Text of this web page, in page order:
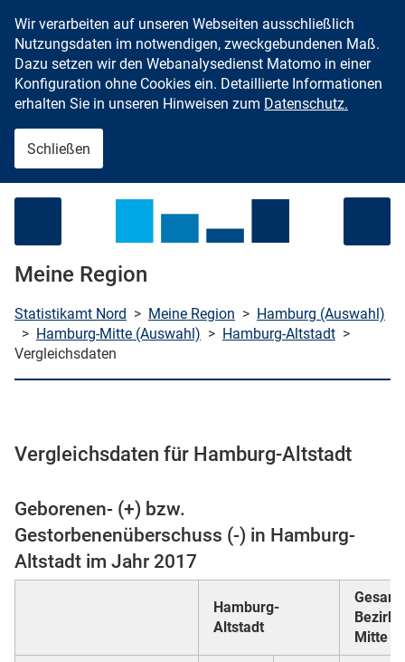
Zum Inhalt springen
Wir verarbeiten auf unseren Webseiten ausschließlich
Nutzungsdaten im notwendigen, zweckgebundenen Maß.
Dazu setzen wir den Webanalysedienst Matomo in einer
Konfiguration ohne Cookies ein. Detaillierte Informationen
erhalten Sie in unseren Hinweisen zum Datenschutz.
Schließen
Meine Region
Statistikamt Nord > Meine Region > Hamburg (Auswahl)
> Hamburg-Mitte (Auswahl) > Hamburg-Altstadt >
Vergleichsdaten
Vergleichsdaten für Hamburg-Altstadt
Geborenen- (+) bzw.
Gestorbenenüberschuss (-) in Hamburg-
Altstadt im Jahr 2017
Hamburg-
Altstadt
Bezirk
Mitte